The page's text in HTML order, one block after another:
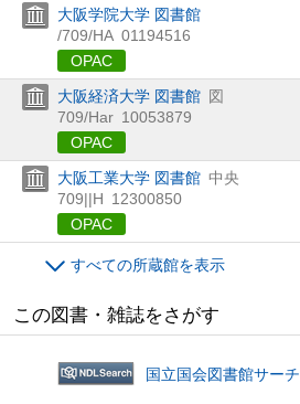
大阪学院大学 図書館
/709/HA 01194516
OPAC
大阪経済大学 図書館 図
709/Har 10053879
OPAC
大阪工業大学 図書館 中央
709||H 12300850
OPAC
すべての所蔵館を表示
この図書・雑誌をさがす
国立国会図書館サーチ